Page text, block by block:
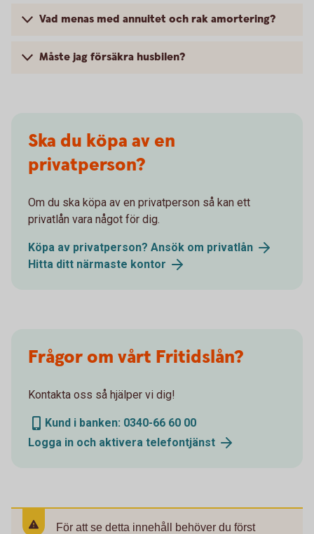
Vad menas med annuitet och rak amortering?
Måste jag försäkra husbilen?
Ska du köpa av en
privatperson?
Om du ska köpa av en privatperson så kan ett
privatlån vara något för dig.
Köpa av privatperson? Ansök om privatlån
Hitta ditt närmaste kontor
Frågor om vårt Fritidslån?
Kontakta oss så hjälper vi dig!
Kund i banken: 0340-66 60 00
Logga in och aktivera telefontjänst
För att se detta innehåll behöver du först